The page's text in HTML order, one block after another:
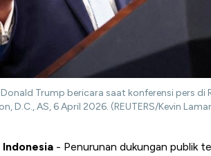
Trump bericara saat konferensi pers di
D.C., AS, 6 April 2026. (REUTERS/Kevin
- Penurunan dukungan publik